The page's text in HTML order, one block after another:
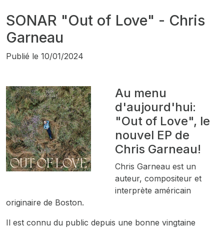
SONAR "Out of Love" - Chris
Garneau
Publié le 10/01/2024
Au menu
d'aujourd'hui:
"Out of Love", le
nouvel EP de
Chris Garneau!
Chris Garneau est un
auteur, compositeur et
interprète américain
originaire de Boston.
Il est connu du public depuis une bonne vingtaine